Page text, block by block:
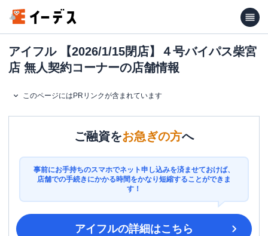
アイフル 【2026/1/15閉店】４号バイパス柴宮
店 無人契約コーナーの店舗情報
このページにはPRリンクが含まれています
ご融資をお急ぎの方へ
事前にお手持ちのスマホでネット申し込みを済ませておけば、
店舗での手続きにかかる時間をかなり短縮することができま
す！
アイフルの詳細はこちら